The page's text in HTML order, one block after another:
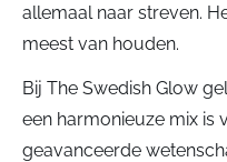
allemaal naar streven.
meest van houden.
Bij The Swedish Glow
een harmonieuze mix is
geavanceerde